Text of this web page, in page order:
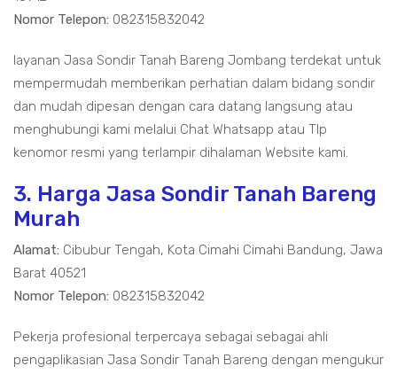
Nomor Telepon: 082315832042
layanan Jasa Sondir Tanah Bareng Jombang terdekat untuk
mempermudah memberikan perhatian dalam bidang sondir
dan mudah dipesan dengan cara datang langsung atau
menghubungi kami melalui Chat Whatsapp atau Tlp
kenomor resmi yang terlampir dihalaman Website kami.
3. Harga Jasa Sondir Tanah Bareng
Murah
Alamat: Cibubur Tengah, Kota Cimahi Cimahi Bandung, Jawa
Barat 40521
Nomor Telepon: 082315832042
Pekerja profesional terpercaya sebagai sebagai ahli
pengaplikasian Jasa Sondir Tanah Bareng dengan mengukur